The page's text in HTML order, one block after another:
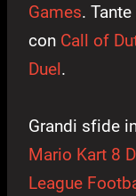
Games.
con Call of
Duel.
Grandi sfide
Mario Kart 8
League